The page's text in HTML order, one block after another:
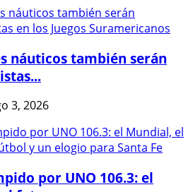
náuticos también serán
3, 2026
por UNO 106.3: el